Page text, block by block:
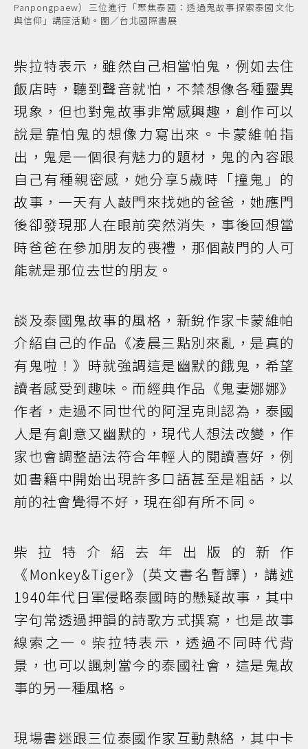
Panpongpaew）三位進行「聚焦泰國：透過鬼故事探索泰國文化
與信仰」講座活動。圖／台北國際書展
柴拉特表示，雖然自己相當怕鬼，例如去住
飯店時，聽到聲音就怕，不禁想像各種靈異
現象，但也對鬼故事非常感興趣，創作可以
說是靠怕鬼的想像力寫出來。卡蒙維帕指
出，鬼是一個很有魅力的題材，鬼的內容跟
自己有種親密感，她分享5歲時「撞鬼」的
故事，一天有人敲門來找她的爸爸，她應門
後卻發現那人在眼前突然消失，事後回想當
時爸爸在參加朋友的喪禮，那個敲門的人可
能就是那位去世的朋友。
談及泰國鬼故事的風格，新銳作家卡蒙維帕
介紹自己的作品《凌晨三點別來亂，是真的
有鬼啦！》時就強調這是幽默的餓鬼，希望
讀者感受到趣味。而經典作品《鬼妻娜娜》
作者，走過不同世代的阿涅克則認為，泰國
人是有創意又幽默的，現代人想法改變，作
家也會調整語法符合年輕人的閱讀喜好，例
如書籍中開始出現許多口語甚至是粗話，以
前的社會覺得不好，現在卻有所不同。
柴拉特介紹去年出版的新作
《Monkey&Tiger》(英文書名暫譯)，講述
1940年代日軍侵略泰國時的懸疑故事，其中
字句常透過押韻的詩歌方式撰寫，也是故事
線索之一。柴拉特表示，透過不同時代背
景，也可以諷刺當今的泰國社會，這是鬼故
事的另一種風格。
現場書迷跟三位泰國作家互動熱絡，其中卡